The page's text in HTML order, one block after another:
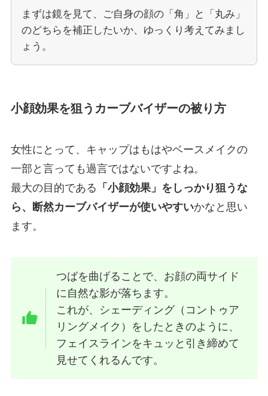
まずは鏡を見て、ご自身の顔の「角」と「丸み」
のどちらを補正したいか、ゆっくり考えてみまし
ょう。
小顔効果を狙うカーブバイザーの被り方
女性にとって、キャップはもはやベースメイクの
一部と言っても過言ではないですよね。
最大の目的である 「小顔効果」をしっかり狙うな
ら、断然カーブバイザーが使いやすいかなと思い
ます。
つばを曲げることで、お顔の両サイド
に自然な影が落ちます。
これが、シェーディング（コントゥア
リングメイク）をしたときのように、
フェイスラインをキュッと引き締めて
見せてくれるんです。